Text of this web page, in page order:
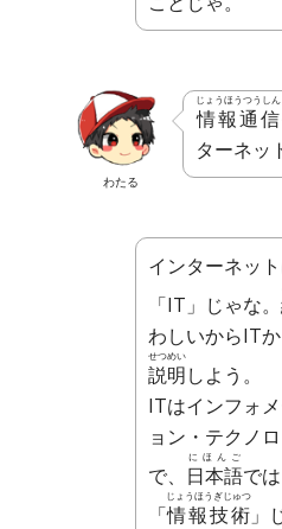
わたる
情報通信
じょうほうつうしん
ターネッ
インターネッ
「IT」じゃな。
わしいからIT
説明
せつめい
しよう。
ITはインフォ
ョン・テクノ
で、 日本語
にほんご
では
「情報技術
じょうほうぎじゅつ
」